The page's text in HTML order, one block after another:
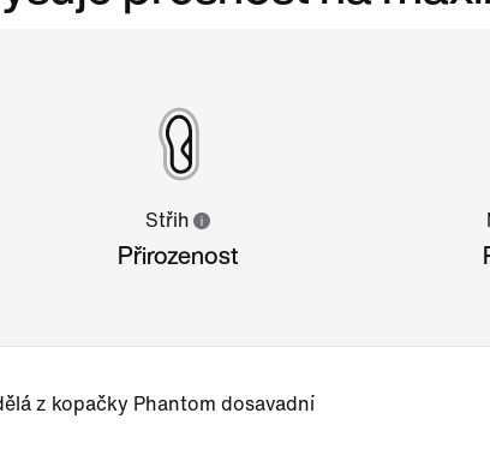
Střih
Přirozenost
z kopačky Phantom dosavadní